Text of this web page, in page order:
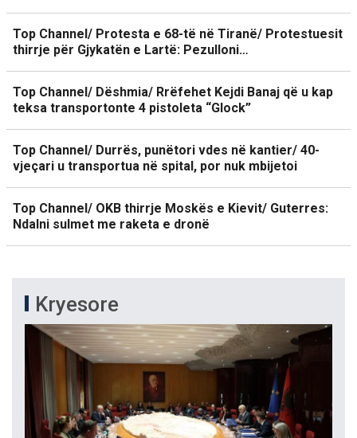
Top Channel/ Protesta e 68-të në Tiranë/ Protestuesit
thirrje për Gjykatën e Lartë: Pezulloni…
Top Channel/ Dëshmia/ Rrëfehet Kejdi Banaj që u kap
teksa transportonte 4 pistoleta “Glock”
Top Channel/ Durrës, punëtori vdes në kantier/ 40-
vjeçari u transportua në spital, por nuk mbijetoi
Top Channel/ OKB thirrje Moskës e Kievit/ Guterres:
Ndalni sulmet me raketa e dronë
Kryesore